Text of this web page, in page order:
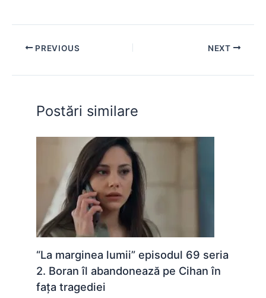
c
e
o
o
k
at
s
p
p
s
n
g
er
itt er
e
d ar
PREVIOUS NEXT
Postări similare
“La marginea lumii” episodul 69 seria
2. Boran îl abandonează pe Cihan în
fața tragediei